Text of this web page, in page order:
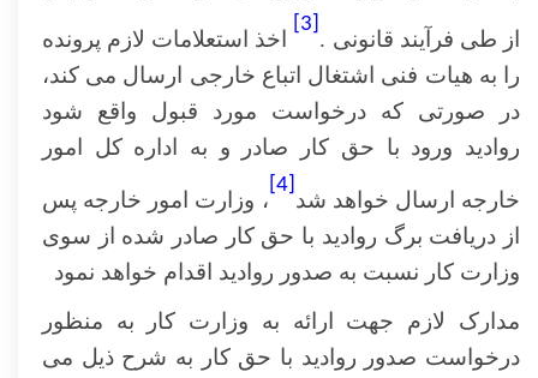
از طی فرآیند قانونی .
اخذ استعلامات لازم پرونده
را به هیات فنی اشتغال اتباع خارجی ارسال می کند،
در صورتی که درخواست مورد قبول واقع شود
روادید ورود با حق کار صادر و به اداره کل امور
خارجه ارسال خواهد شد
[4]
، وزارت امور خارجه پس
از دریافت برگ روادید با حق کار صادر شده از سوی
وزارت کار نسبت به صدور روادید اقدام خواهد نمود
مدارک لازم جهت ارائه به وزارت کار به منظور
درخواست صدور روادید با حق کار به شرح ذیل می